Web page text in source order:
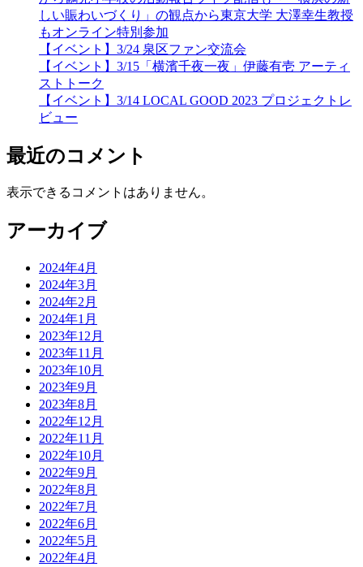
しい賑わいづくり」の観点から東京大学 大澤幸生教授
もオンライン特別参加
【イベント】3/24 泉区ファン交流会
【イベント】3/15「横濱千夜一夜」伊藤有壱 アーティ
ストトーク
【イベント】3/14 LOCAL GOOD 2023 プロジェクトレ
ビュー
最近のコメント
表示できるコメントはありません。
アーカイブ
2024年4月
2024年3月
2024年2月
2024年1月
2023年12月
2023年11月
2023年10月
2023年9月
2023年8月
2022年12月
2022年11月
2022年10月
2022年9月
2022年8月
2022年7月
2022年6月
2022年5月
2022年4月